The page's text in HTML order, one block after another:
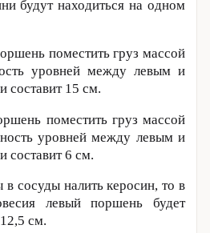
будут находиться на одном
поместить груз массой
уровней между левым и
составит 15 см.
поместить груз массой
уровней между левым и
составит6 см.
сосуды налить керосин, то в
левый поршень будет
12,5 см.